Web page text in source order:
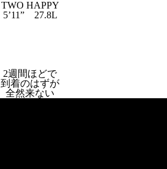
TWO HAPPY
5’11” 27.8L
2週間ほどで
到着のはずが
全然来ない